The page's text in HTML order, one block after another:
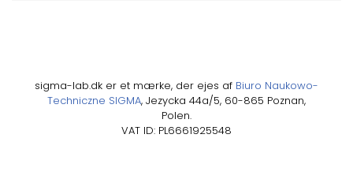
sigma-lab.dk er et mærke, der ejes af Biuro Naukowo-
Techniczne SIGMA, Jezycka 44a/5, 60-865 Poznan,
Polen.
VAT ID: PL6661925548